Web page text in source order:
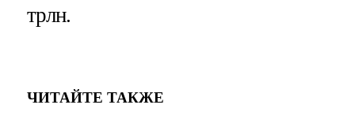
трлн.
ЧИТАЙТЕ ТАКЖЕ